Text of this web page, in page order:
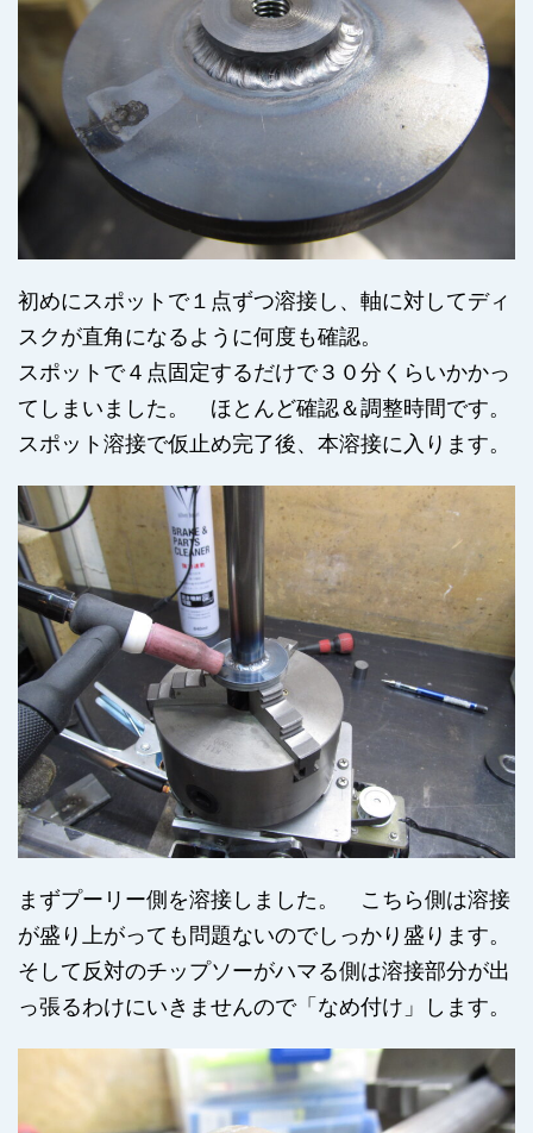
初めにスポットで１点ずつ溶接し、軸に対してディ
スクが直角になるように何度も確認。
スポットで４点固定するだけで３０分くらいかかっ
てしまいました。 ほとんど確認＆調整時間です。
スポット溶接で仮止め完了後、本溶接に入ります。
まずプーリー側を溶接しました。 こちら側は溶接
が盛り上がっても問題ないのでしっかり盛ります。
そして反対のチップソーがハマる側は溶接部分が出
っ張るわけにいきませんので「なめ付け」します。